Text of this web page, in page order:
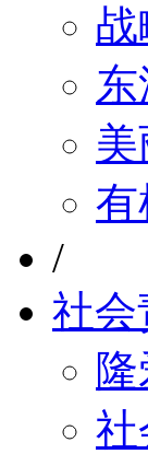
战
有
/
社会
社